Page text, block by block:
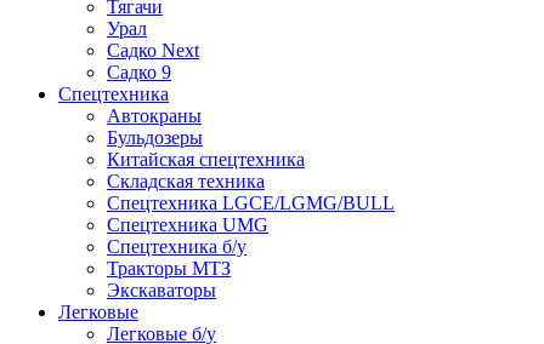
Тягачи
Урал
Садко Next
Садко 9
Спецтехника
Автокраны
Бульдозеры
Китайская спецтехника
Складская техника
Спецтехника LGCE/LGMG/BULL
Спецтехника UMG
Спецтехника б/у
Тракторы МТЗ
Экскаваторы
Легковые
Легковые б/у